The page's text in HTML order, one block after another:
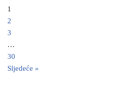
1
2
3
…
30
Sljedeće »